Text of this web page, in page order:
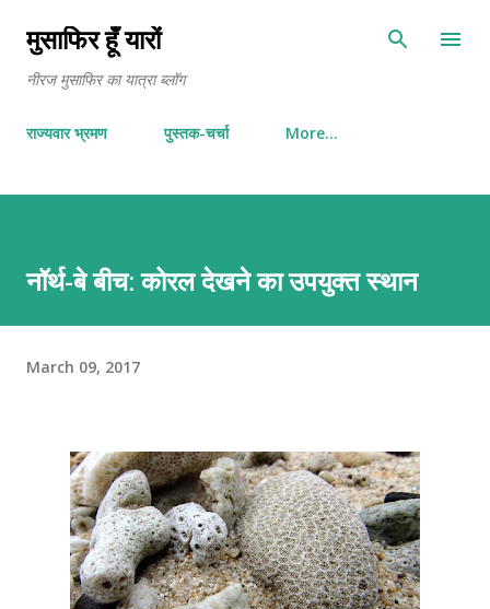
मुसाफिर हूँ यारों
नीरज मुसाफिर का यात्रा ब्लॉग
राज्यवार भ्रमण पुस्तक-चर्चा More…
नॉर्थ-बे बीच: कोरल देखने का उपयुक्त स्थान
March 09, 2017